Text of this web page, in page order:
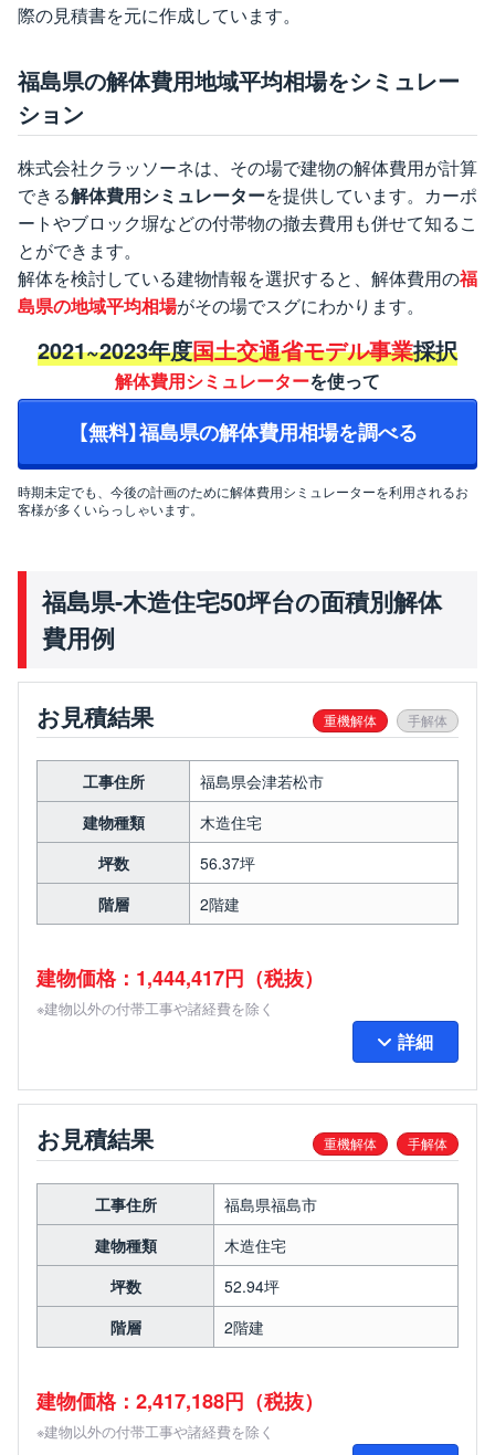
際の見積書を元に作成しています。
福島県の解体費用地域平均相場をシミュレー
ション
株式会社クラッソーネは、その場で建物の解体費用が計算
できる解体費用シミュレーターを提供しています。カーポ
ートやブロック塀などの付帯物の撤去費用も併せて知るこ
とができます。
解体を検討している建物情報を選択すると、解体費用の福
島県の地域平均相場がその場でスグにわかります。
2021~2023年度国土交通省モデル事業採択
解体費用シミュレーターを使って
【無料】福島県の解体費用相場を調べる
時期未定でも、今後の計画のために解体費用シミュレーターを利用されるお
客様が多くいらっしゃいます。
福島県-木造住宅50坪台の面積別解体
費用例
お見積結果 重機解体 手解体
工事住所
福島県会津若松市
建物種類
木造住宅
坪数
56.37坪
階層
2階建
建物価格：1,444,417円（税抜）
※建物以外の付帯工事や諸経費を除く
詳細
お見積結果 重機解体 手解体
工事住所
福島県福島市
建物種類
木造住宅
坪数
52.94坪
階層
2階建
建物価格：2,417,188円（税抜）
※建物以外の付帯工事や諸経費を除く